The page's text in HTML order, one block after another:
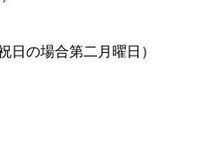
日の場合第二月曜日）